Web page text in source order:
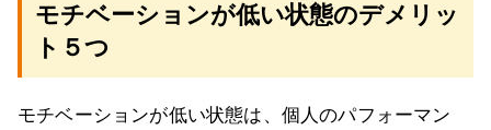
モチベーションが低い状態のデメリッ
ト５つ
モチベーションが低い状態は、個人のパフォーマン